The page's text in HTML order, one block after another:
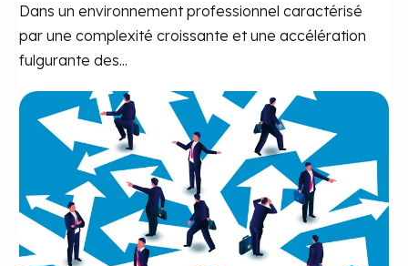
Dans un environnement professionnel caractérisé
par une complexité croissante et une accélération
fulgurante des...